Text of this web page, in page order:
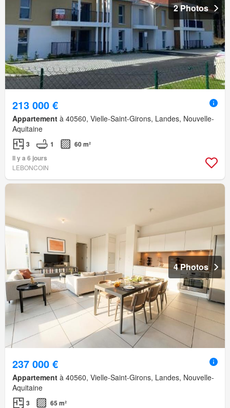
2 Photos
213 000 €
Appartement à 40560, Vielle-Saint-Girons, Landes, Nouvelle-
Aquitaine
3 1
60 m²
Il y a 6 jours
LEBONCOIN
4 Photos
237 000 €
Appartement à 40560, Vielle-Saint-Girons, Landes, Nouvelle-
Aquitaine
3 65 m²